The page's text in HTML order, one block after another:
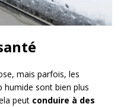
mais parfois, les
humide sont bien plus
peut conduire à des